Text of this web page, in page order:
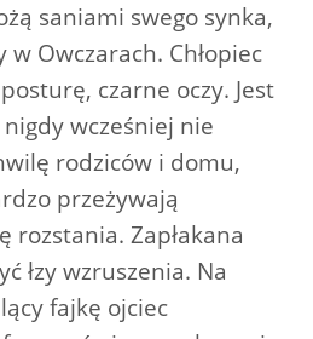
saniami swego synka,
w Owczarach. Chłopiec
czarne oczy. Jest
wcześniej nie
rodziców i domu,
przeżywają
rozstania. Zapłakana
łzy wzruszenia. Na
fajkę ojciec